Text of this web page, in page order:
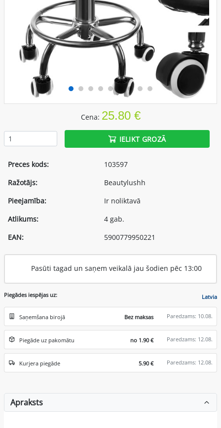
Cena: 25.80 €
IELIKT GROZĀ
Preces kods:
103597
Ražotājs:
Beautylushh
Pieejamība:
Ir noliktavā
Atlikums:
4 gab.
EAN:
5900779950221
Pasūti tagad un saņem veikalā jau šodien pēc 13:00
Piegādes iespējas uz: Latvia
Saņemšana birojā Bez maksas Paredzams: 10.08.
Piegāde uz pakomātu no 1.90 € Paredzams: 12.08.
Kurjera piegāde 5.90 € Paredzams: 12.08.
Apraksts